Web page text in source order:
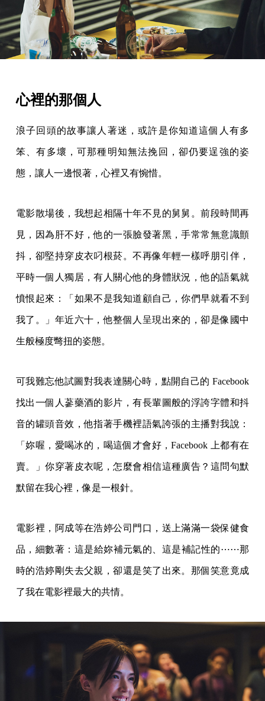
心裡的那個人
浪子回頭的故事讓人著迷，或許是你知道這個人有多
笨、有多壞，可那種明知無法挽回，卻仍要逞強的姿
態，讓人一邊恨著，心裡又有惋惜。
電影散場後，我想起相隔十年不見的舅舅。前段時間再
見，因為肝不好，他的一張臉發著黑，手常常無意識顫
抖，卻堅持穿皮衣叼根菸。不再像年輕一樣呼朋引伴，
平時一個人獨居，有人關心他的身體狀況，他的語氣就
憤恨起來：「如果不是我知道顧自己，你們早就看不到
我了。」年近六十，他整個人呈現出來的，卻是像國中
生般極度彆扭的姿態。
可我難忘他試圖對我表達關心時，點開自己的 Facebook
找出一個人蔘藥酒的影片，有長輩圖般的浮誇字體和抖
音的罐頭音效，他指著手機裡語氣誇張的主播對我說：
「妳喔，愛喝冰的，喝這個才會好，Facebook 上都有在
賣。」你穿著皮衣呢，怎麼會相信這種廣告？這問句默
默留在我心裡，像是一根針。
電影裡，阿成等在浩婷公司門口，送上滿滿一袋保健食
品，細數著：這是給妳補元氣的、這是補記性的⋯⋯那
時的浩婷剛失去父親，卻還是笑了出來。那個笑意竟成
了我在電影裡最大的共情。